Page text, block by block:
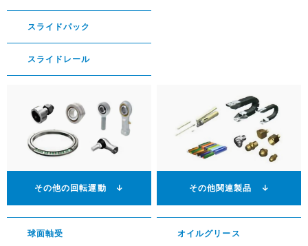
スライドパック
スライドレール
その他の回転運動 ↓
球面軸受
その他関連製品 ↓
オイルグリース